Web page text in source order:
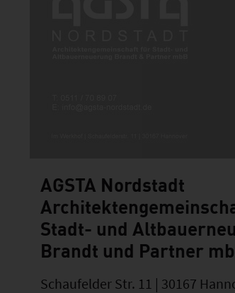
AGSTA Nordstadt
Stadt- und
Brandt und Partner
Schaufelder Str. 11 | 30167